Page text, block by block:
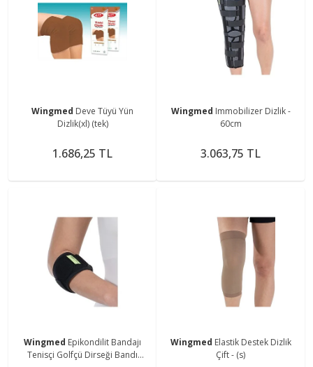
Wingmed Deve Tüyü Yün
Dizlik(xl) (tek)
1.686,25 TL
Wingmed Immobilizer Dizlik -
60cm
3.063,75 TL
Wingmed Epikondilit Bandajı
Tenisçi Golfçü Dirseği Bandı
Wingmed Elastik Destek Dizlik
Çift - (s)